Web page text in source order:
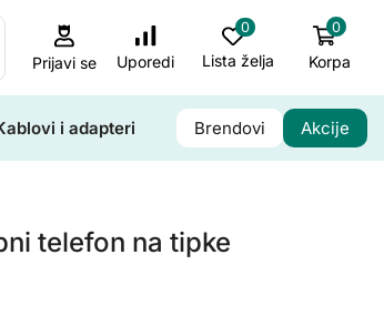
Prijavi se Uporedi
0
Lista želja
0
Korpa
i adapteri Brendovi Akcije
telefon na tipke